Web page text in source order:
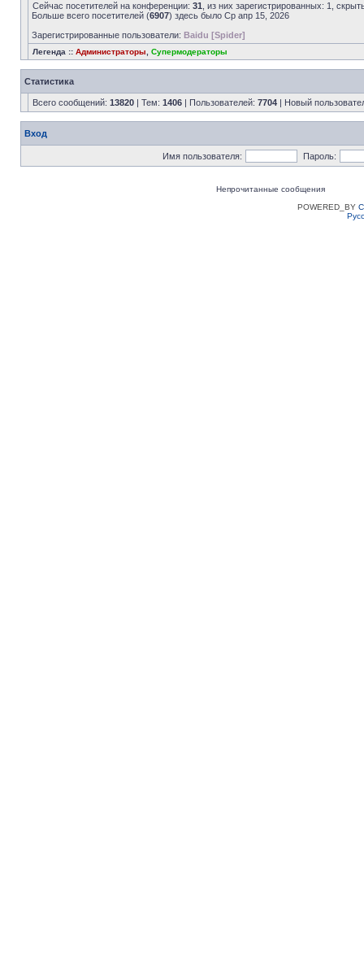
Сейчас посетителей на конференции: 31 , из них зарегистрированных: 1,
Больше всего посетителей (6907) здесь было Ср апр 15, 2026
Зарегистрированные пользователи: Baidu [Spider]
Легенда :: Администраторы Супермодераторы
Статистика
Всего сообщений: 13820 | Тем: 1406 | Пользователей: 7704 | Новый
Вход
Имя пользователя: Пароль:
Непрочитанные сообщения
POWERED_BY